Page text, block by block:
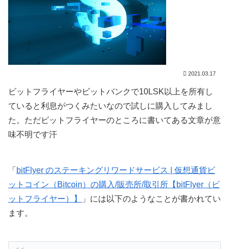
2021.03.17
ビットフライヤーやビットバンクで10LSK以上を所有し
ていると利息がつくみたいなので試しに購入してみまし
た。ただビットフライヤーのところに書いてある文章が意
味不明です汗
「 bitFlyer のステーキングリワードサービス | 仮想通貨ビ
ットコイン（Bitcoin）の購入/販売所/取引所【bitFlyer（ビ
ットフライヤー）】
」には以下のようなことが書かれてい
ます。